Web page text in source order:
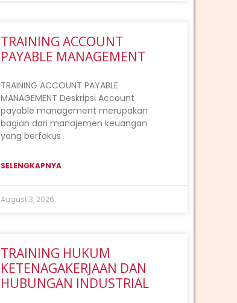
TRAINING ACCOUNT
PAYABLE MANAGEMENT
TRAINING ACCOUNT PAYABLE
MANAGEMENT Deskripsi Account
payable management merupakan
bagian dari manajemen keuangan
yang berfokus
SELENGKAPNYA
August 3, 2026
TRAINING HUKUM
KETENAGAKERJAAN DAN
HUBUNGAN INDUSTRIAL